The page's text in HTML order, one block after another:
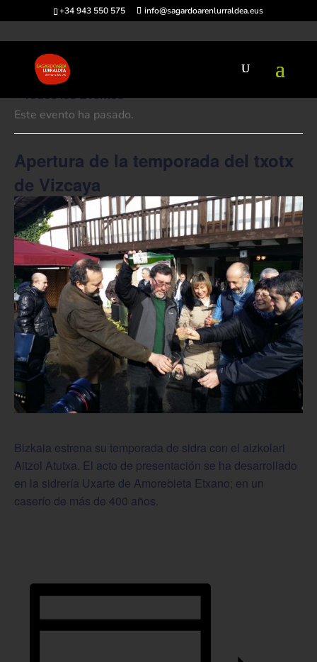
+34 943 550 575 info@sagardoarenlurraldea.eus
« Todos los Eventos
Este evento ha pasado.
Apertura de la temporada del txotx
de Vizcaya
Bizkaia estrena su temporada de sidra con el aizkolari
Aitzol Atutxa. El acto de presentación se ha desarrollado
en la sidrería Uxarte de Amorebieta Etxano; en un
caserío de más de 400 años.